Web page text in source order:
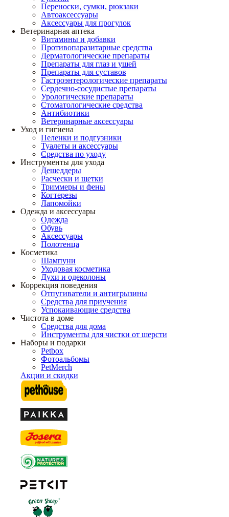
Переноски, сумки, рюкзаки
Автоаксессуары
Аксессуары для прогулок
Ветеринарная аптека
Витамины и добавки
Противопаразитарные средства
Дерматологические препараты
Препараты для глаз и ушей
Препараты для суставов
Гастроэнтерологические препараты
Сердечно-сосудистые препараты
Урологические препараты
Стоматологические средства
Антибиотики
Ветеринарные аксессуары
Уход и гигиена
Пеленки и подгузники
Туалеты и аксессуары
Средства по уходу
Инструменты для ухода
Дешеддеры
Расчески и щетки
Триммеры и фены
Когтерезы
Лапомойки
Одежда и аксессуары
Одежда
Обувь
Аксессуары
Полотенца
Косметика
Шампуни
Уходовая косметика
Духи и одеколоны
Коррекция поведения
Отпугиватели и антигрызины
Средства для приучения
Успокаивающие средства
Чистота в доме
Средства для дома
Инструменты для чистки от шерсти
Наборы и подарки
Petbox
Фотоальбомы
PetMerch
Акции и скидки